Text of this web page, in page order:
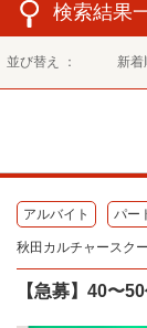
検索結果
並び替え ： 新着
アルバイト パー
秋田カルチャースク
【急募】40〜